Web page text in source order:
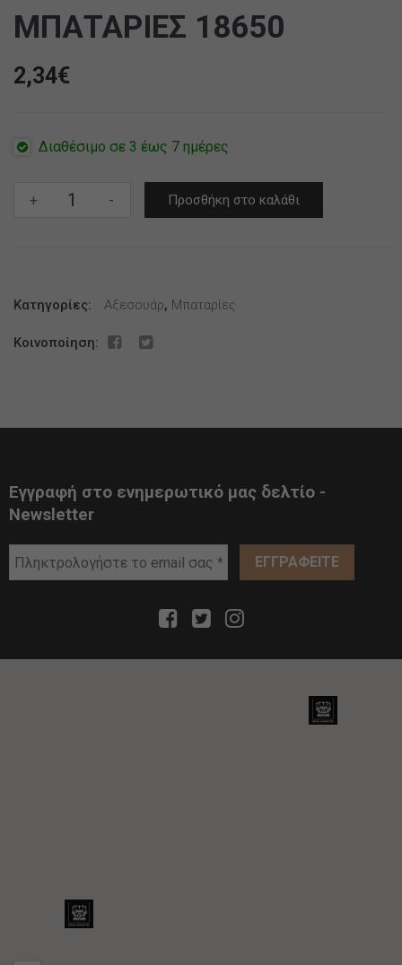
ΜΠΑΤΑΡΙΕΣ 18650
2,34€
Διαθέσιμο σε 3 έως 7 ημέρες
+
ΘΗΚΕΣ
ποσότητα
- Προσθήκη στο καλάθι
Κατηγορίες: Αξεσουάρ, Μπαταρίες
Κοινοποίηση:
Εγγραφή στο ενημερωτικό μας δελτίο -
Newsletter